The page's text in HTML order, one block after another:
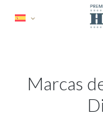
Marcas